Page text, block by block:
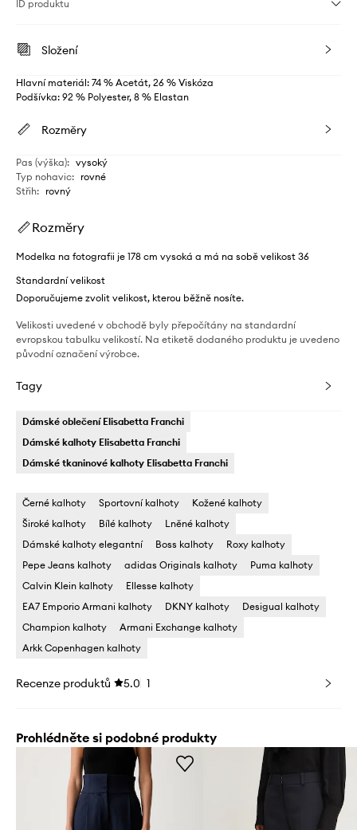
ID produktu
Složení
Hlavní materiál: 74 % Acetát, 26 % Viskóza
Podšívka: 92 % Polyester, 8 % Elastan
Rozměry
Pas (výška): vysoký
Typ nohavic: rovné
Střih: rovný
Rozměry
Modelka na fotografii je 178 cm vysoká a má na sobě velikost 36
Standardní velikost
Doporučujeme zvolit velikost, kterou běžně nosíte.
Velikosti uvedené v obchodě byly přepočítány na standardní
evropskou tabulku velikostí. Na etiketě dodaného produktu je uvedeno
původní označení výrobce.
Tagy
Dámské oblečení Elisabetta Franchi
Dámské kalhoty Elisabetta Franchi
Dámské tkaninové kalhoty Elisabetta Franchi
Černé kalhoty Sportovní kalhoty
Kožené kalhoty
Široké kalhoty
Bílé kalhoty
Lněné kalhoty
Dámské kalhoty elegantní
Boss kalhoty
Roxy kalhoty
Pepe Jeans kalhoty
adidas Originals kalhoty
Puma kalhoty
Calvin Klein kalhoty
Ellesse kalhoty
EA7 Emporio Armani kalhoty
DKNY kalhoty
Desigual kalhoty
Champion kalhoty
Armani Exchange kalhoty
Arkk Copenhagen kalhoty
Recenze produktů 5.0 1
Prohlédněte si podobné produkty